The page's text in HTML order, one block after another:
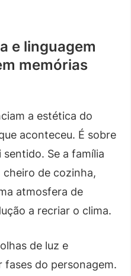
e linguagem
memórias
a estética do
aconteceu. É sobre
Se a família
cheiro de cozinha,
atmosfera de
a recriar o clima.
de luz e
do personagem.